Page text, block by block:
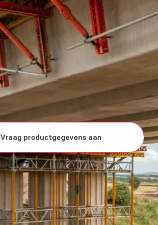
Vraag productgegevens aan